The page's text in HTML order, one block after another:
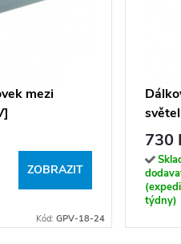
mezi
ZOBRAZIT
Kód: GPV-18-24
730
týdny)